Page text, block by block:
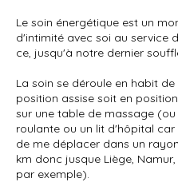
Le soin énergétique est un
d'intimité avec soi au service
ce, jusqu'à notre dernier
La soin se déroule en habit de
position assise soit en
sur une table de massage (ou
roulante ou un lit d'hôpital car
de me déplacer dans un
km donc jusque Liège, Namur,
par exemple).